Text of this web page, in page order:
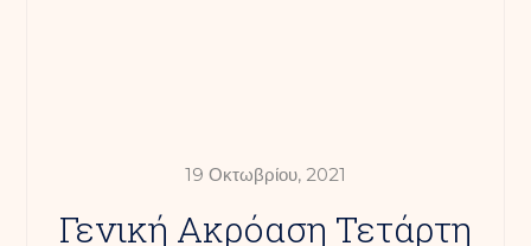
19 Οκτωβρίου, 2021
Γενική Ακρόαση Τετάρτη